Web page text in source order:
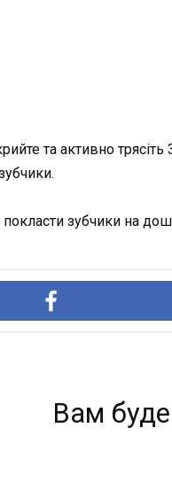
та активно
зубчики на
Вам буде